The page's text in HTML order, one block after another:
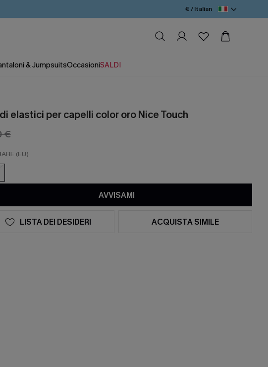
€ / Italian
& JumpsuitsOccasioniSALDI
elastici per capelli color oro Nice Touch
€
(EU)
AVVISAMI
LISTA DEI DESIDERI ACQUISTA SIMILE